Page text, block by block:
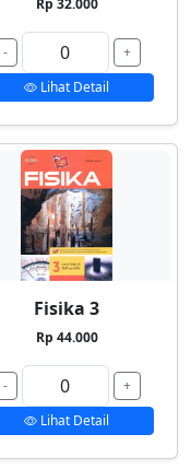
Rp 32.000
-
+
Lihat Detail
Fisika 3
Rp 44.000
-
+
Lihat Detail